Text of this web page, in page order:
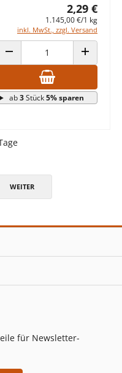
2,29 €
1.145,00 €/1 kg
inkl. MwSt., zzgl. Versand
ANZAHL VERRINGERN ANZAHL
ab3Stück5% sparen
WEITER
für Newsletter-